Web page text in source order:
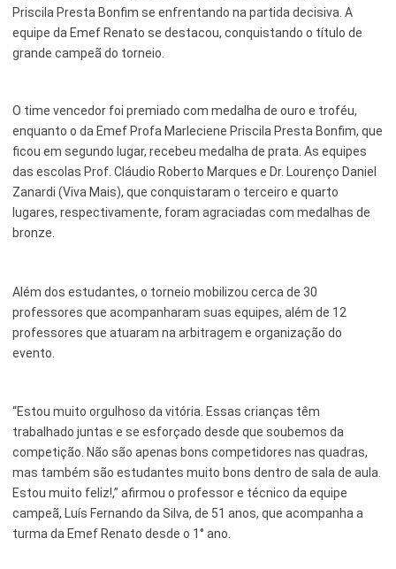
Saúde
Segurança Pública
Tecnologia e Inovação
Priscila Presta Bonfim se enfrentando na partida decisiva. A
equipe da Emef Renato se destacou, conquistando o título de
grande campeã do torneio.
O time vencedor foi premiado com medalha de ouro e troféu,
enquanto o da Emef Profa Marleciene Priscila Presta Bonfim, que
ficou em segundo lugar, recebeu medalha de prata. As equipes
das escolas Prof. Cláudio Roberto Marques e Dr. Lourenço Daniel
Zanardi (Viva Mais), que conquistaram o terceiro e quarto
lugares, respectivamente, foram agraciadas com medalhas de
bronze.
Além dos estudantes, o torneio mobilizou cerca de 30
professores que acompanharam suas equipes, além de 12
professores que atuaram na arbitragem e organização do
evento.
“Estou muito orgulhoso da vitória. Essas crianças têm
trabalhado juntas e se esforçado desde que soubemos da
competição. Não são apenas bons competidores nas quadras,
mas também são estudantes muito bons dentro de sala de aula.
Estou muito feliz!,” afirmou o professor e técnico da equipe
campeã, Luís Fernando da Silva, de 51 anos, que acompanha a
turma da Emef Renato desde o 1° ano.